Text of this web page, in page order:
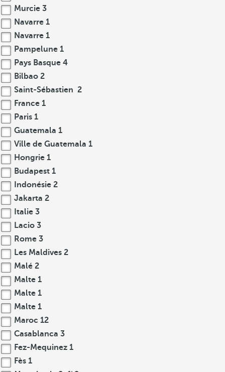
Murcie 3
Navarre 1
Navarre 1
Pampelune 1
Pays Basque 4
Bilbao 2
Saint-Sébastien 2
France 1
Paris 1
Guatemala 1
Ville de Guatemala 1
Hongrie 1
Budapest 1
Indonésie 2
Jakarta 2
Italie 3
Lacio 3
Rome 3
Les Maldives 2
Malé 2
Malte 1
Malte 1
Malte 1
Maroc 12
Casablanca 3
Fez-Mequinez 1
Fès 1